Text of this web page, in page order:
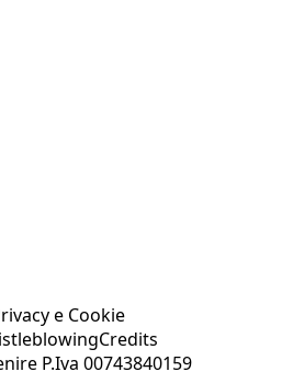
e Cookie
Credits
P.Iva 00743840159